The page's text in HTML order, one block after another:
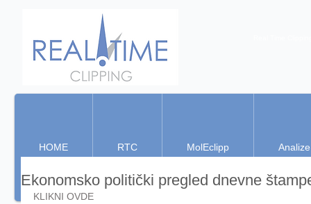
HOME RTC MolEclipp Analize
Ekonomsko politički pregled dnevne
KLIKNI OVDE